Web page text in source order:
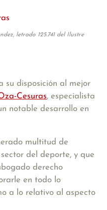
letrado 125.741 del Ilustre
su disposición al mejor
Cesuras, especialista
notable desarrollo en
multitud de
del deporte, y que
derecho
en todo lo
a lo relativo al aspecto